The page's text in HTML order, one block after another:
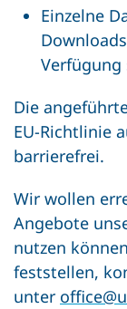
Einzelne
Verfügung
Die
EU-Richtlinie
barrierefrei.
Wir wollen
Angebote
nutzen
feststellen,
unter